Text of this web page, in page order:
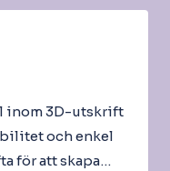
inom 3D-utskrift
och enkel
för att skapa…